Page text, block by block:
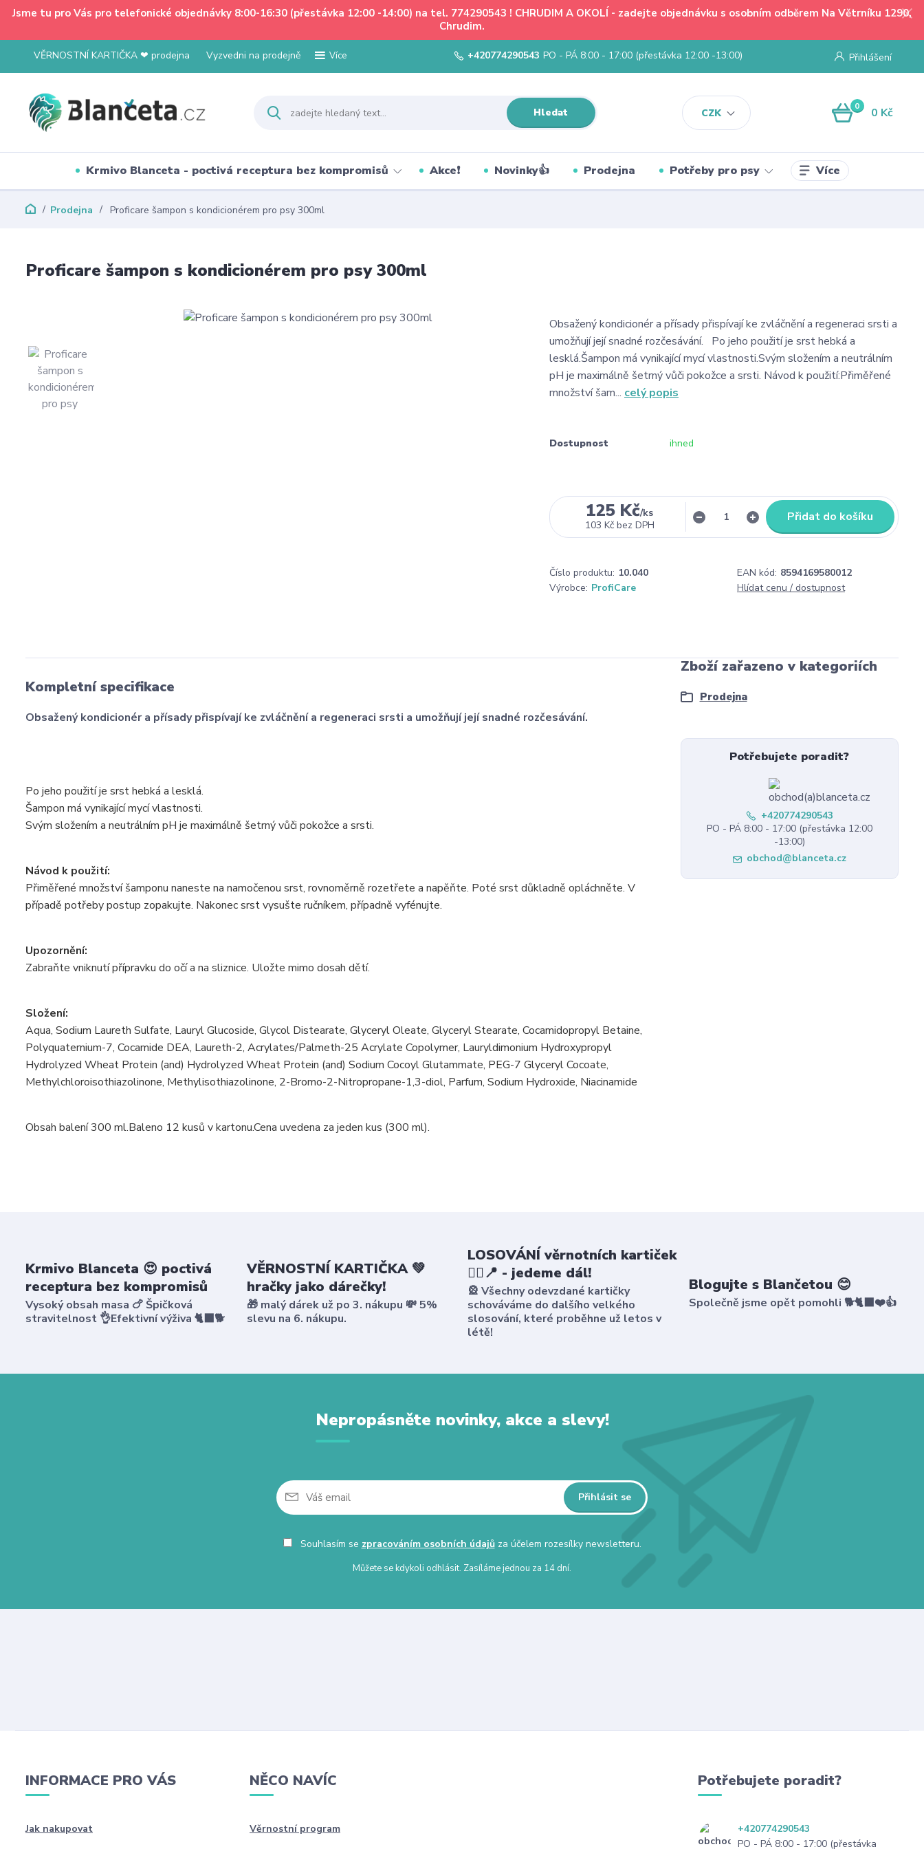
Jsme tu pro Vás pro telefonické objednávky 8:00-16:30 (přestávka 12:00 -14:00) na tel. 774290543 ! CHRUDIM A OKOLÍ - zadejte objednávku s osobním odběrem Na Větrníku 1290,
Chrudim.
VĚRNOSTNÍ KARTIČKA ❤ prodejna Vyzvedni na prodejně Více
CZK
Přihlášení
Hledat
+420774290543 PO - PÁ 8:00 - 17:00 (přestávka 12:00 -13:00)
0 0 Kč
Krmivo Blanceta - poctivá receptura bez kompromisů Akce❗ Novinky👍 Prodejna Potřeby pro psy Více
Prodejna Proficare šampon s kondicionérem pro psy 300ml
Proficare šampon s kondicionérem pro psy 300ml
Obsažený kondicionér a přísady přispívají ke zvláčnění a regeneraci srsti a
umožňují její snadné rozčesávání. Po jeho použití je srst hebká a
lesklá.Šampon má vynikající mycí vlastnosti.Svým složením a neutrálním
pH je maximálně šetrný vůči pokožce a srsti. Návod k použití:Přiměřené
množství šam... celý popis
Dostupnost ihned
125 Kč/ks
103 Kč bez DPH
Přidat do košíku
Číslo produktu: 10.040 EAN kód: 8594169580012
Výrobce: ProfiCare Hlídat cenu / dostupnost
Kompletní specifikace
Obsažený kondicionér a přísady přispívají ke zvláčnění a regeneraci srsti a umožňují její snadné rozčesávání.
Po jeho použití je srst hebká a lesklá.
Šampon má vynikající mycí vlastnosti.
Svým složením a neutrálním pH je maximálně šetrný vůči pokožce a srsti.
Návod k použití:
Přiměřené množství šamponu naneste na namočenou srst, rovnoměrně rozetřete a napěňte. Poté srst důkladně opláchněte. V
případě potřeby postup zopakujte. Nakonec srst vysušte ručníkem, případně vyfénujte.
Upozornění:
Zabraňte vniknutí přípravku do očí a na sliznice. Uložte mimo dosah dětí.
Složení:
Aqua, Sodium Laureth Sulfate, Lauryl Glucoside, Glycol Distearate, Glyceryl Oleate, Glyceryl Stearate, Cocamidopropyl Betaine,
Polyquaternium-7, Cocamide DEA, Laureth-2, Acrylates/Palmeth-25 Acrylate Copolymer, Lauryldimonium Hydroxypropyl
Hydrolyzed Wheat Protein (and) Hydrolyzed Wheat Protein (and) Sodium Cocoyl Glutammate, PEG-7 Glyceryl Cocoate,
Methylchloroisothiazolinone, Methylisothiazolinone, 2-Bromo-2-Nitropropane-1,3-diol, Parfum, Sodium Hydroxide, Niacinamide
Obsah balení 300 ml.Baleno 12 kusů v kartonu.Cena uvedena za jeden kus (300 ml).
Zboží zařazeno v kategoriích
Prodejna
Potřebujete poradit?
+420774290543
PO - PÁ 8:00 - 17:00 (přestávka 12:00
-13:00)
obchod@blanceta.cz
Krmivo Blanceta 😍 poctivá
receptura bez kompromisů
Vysoký obsah masa 🍗 Špičková
stravitelnost 👌Efektivní výživa 🐈‍⬛🐕
VĚRNOSTNÍ KARTIČKA 💚
hračky jako dárečky!
🎁 malý dárek už po 3. nákupu 💸 5%
slevu na 6. nákupu.
LOSOVÁNÍ věrnotních kartiček
🤸‍♀️📍 - jedeme dál!
🎡 Všechny odevzdané kartičky
schováváme do dalšího velkého
slosování, které proběhne už letos v
létě!
Blogujte s Blančetou 😊
Společně jsme opět pomohli 🐕🐈‍⬛❤️👍
Nepropásněte novinky, akce a slevy!
Přihlásit se
Souhlasím se zpracováním osobních údajůza účelem rozesílky newsletteru.
Můžete se kdykoli odhlásit. Zasíláme jednou za 14 dní.
INFORMACE PRO VÁS
Jak nakupovat
NĚCO NAVÍC
Věrnostní program
Potřebujete poradit?
+420774290543
PO - PÁ 8:00 - 17:00 (přestávka